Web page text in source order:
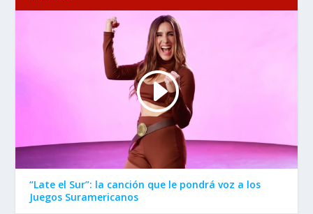
“Late el Sur”: la canción que le pondrá voz a los
Juegos Suramericanos